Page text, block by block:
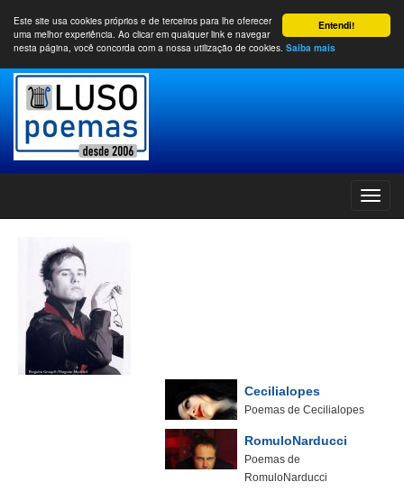
Entendi!
Este site usa cookies próprios e de terceiros para lhe oferecer
uma melhor experiência. Ao clicar em qualquer link e navegar
nesta página, você concorda com a nossa utilização de cookies. Saiba mais
Cecilialopes
Poemas de Cecilialopes
RomuloNarducci
Poemas de
RomuloNarducci